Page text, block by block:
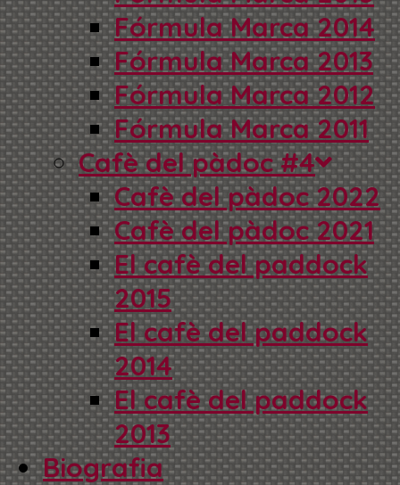
Fórmula Marca 2014
Fórmula Marca 2013
Fórmula Marca 2012
Fórmula Marca 2011
Cafè del pàdoc #4
Cafè del pàdoc 2022
Cafè del pàdoc 2021
El cafè del paddock
2015
El cafè del paddock
2014
El cafè del paddock
2013
Biografia